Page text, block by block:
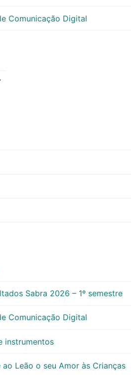
Comunicação Digital
Sabra 2026 – 1º semestre
Comunicação Digital
instrumentos
ao Leão o seu Amor às Crianças